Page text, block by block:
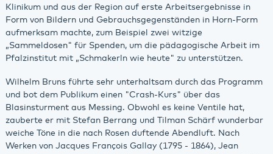
Klinikum und aus der Region auf erste Arbeitsergebnisse in
Form von Bildern und Gebrauchsgegenständen in Horn-Form
aufmerksam machte, zum Beispiel zwei witzige
„Sammeldosen" für Spenden, um die pädagogische Arbeit im
Pfalzinstitut mit „Schmakerln wie heute" zu unterstützen.
Wilhelm Bruns führte sehr unterhaltsam durch das Programm
und bot dem Publikum einen "Crash-Kurs" über das
Blasinsturment aus Messing. Obwohl es keine Ventile hat,
zauberte er mit Stefan Berrang und Tilman Schärf wunderbar
weiche Töne in die nach Rosen duftende Abendluft. Nach
Werken von Jacques François Gallay (1795 - 1864), Jean